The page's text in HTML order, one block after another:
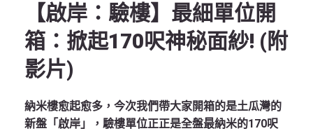
【啟岸：驗樓】最細單位開
箱：掀起170呎神秘面紗! (附
影片)
納米樓愈起愈多，今次我們帶大家開箱的是土瓜灣的
新盤「啟岸」，驗樓單位正正是全盤最納米的170呎